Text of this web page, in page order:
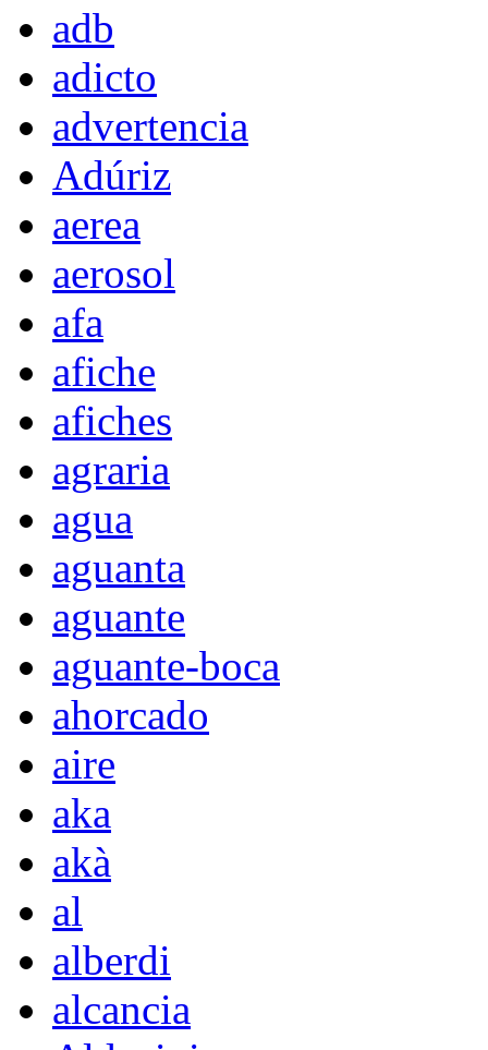
adb
adicto
advertencia
Adúriz
aerea
aerosol
afa
afiche
afiches
agraria
agua
aguanta
aguante
aguante-boca
ahorcado
aire
aka
akà
al
alberdi
alcancia